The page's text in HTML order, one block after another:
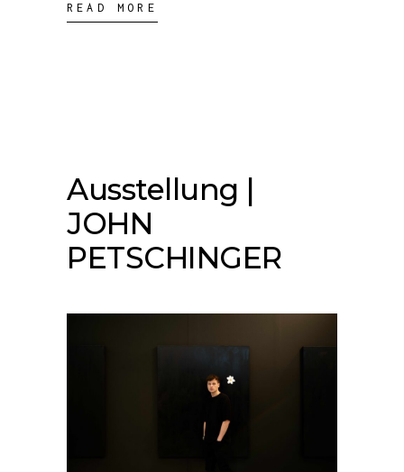
READ MORE
Ausstellung |
JOHN
PETSCHINGER